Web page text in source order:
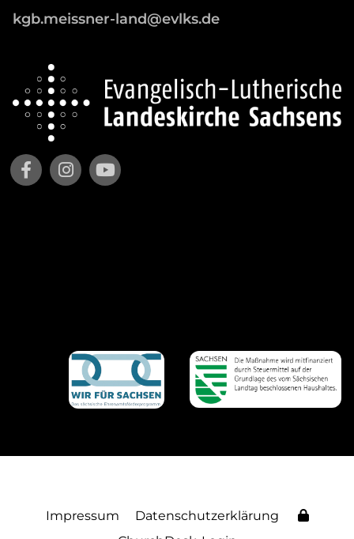
kgb.meissner-land@evlks.de
Impressum
Datenschutzerklärung